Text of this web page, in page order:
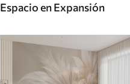
Espacio en Expansión